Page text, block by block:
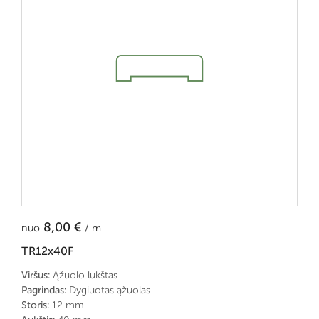
nuo 8,00 € / m
TR12x40F
Viršus: Ąžuolo lukštas
Pagrindas: Dygiuotas ąžuolas
Storis: 12 mm